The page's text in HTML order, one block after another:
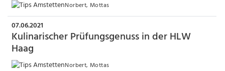
Norbert, Mottas
07.06.2021
Kulinarischer Prüfungsgenuss in der HLW
Haag
Norbert, Mottas